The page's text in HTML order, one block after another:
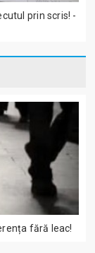
prin scris! -
fără leac!